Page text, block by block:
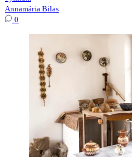
Annamária Bilas
0